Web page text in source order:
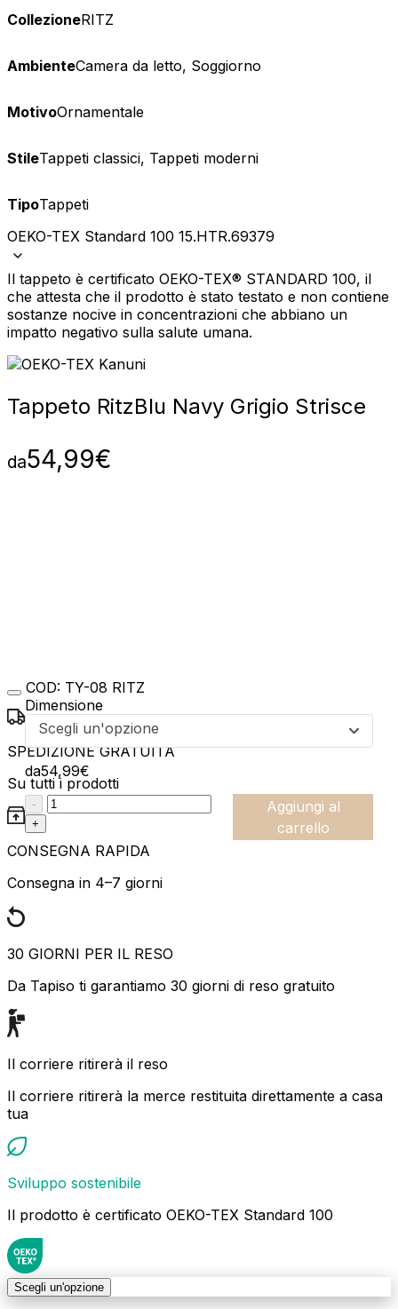
CollezioneRITZ
AmbienteCamera da letto, Soggiorno
MotivoOrnamentale
StileTappeti classici, Tappeti moderni
TipoTappeti
OEKO-TEX Standard 100 15.HTR.69379
Il tappeto è certificato OEKO-TEX® STANDARD 100, il
che attesta che il prodotto è stato testato e non contiene
sostanze nocive in concentrazioni che abbiano un
impatto negativo sulla salute umana.
Tappeto RitzBlu Navy Grigio Strisce
da54,99€
Dimensione
Scegli un'opzione
da54,99€
:product_name quantity
-
+
Aggiungi al
carrello
COD: TY-08 RITZ
SPEDIZIONE GRATUITA
Su tutti i prodotti
CONSEGNA RAPIDA
Consegna in 4–7 giorni
30 GIORNI PER IL RESO
Da Tapiso ti garantiamo 30 giorni di reso gratuito
Il corriere ritirerà il reso
Il corriere ritirerà la merce restituita direttamente a casa
tua
Sviluppo sostenibile
Il prodotto è certificato OEKO-TEX Standard 100
Scegli un'opzione